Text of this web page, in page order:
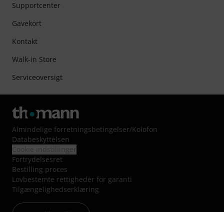
Supportcenter
Gavekort
Kontakt
Walk-in Store
Serviceoversigt
Almindelige forretningsbetingelser/Kolofon
Databeskyttelsen
Fortrydelsesret
Bestilling proces
Lovbestemte rettigheder for garanti
Tilgængelighedserklæring